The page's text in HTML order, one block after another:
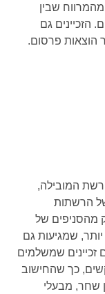
שבין
הזכיינים גם
המובילה,
אלף שקל, ושל הרשתות
אלף שקל. חלק מהסניפים של
שמגיעות גם
זכיינים שמשלמים
כך שהחישוב
שחר, מבעלי